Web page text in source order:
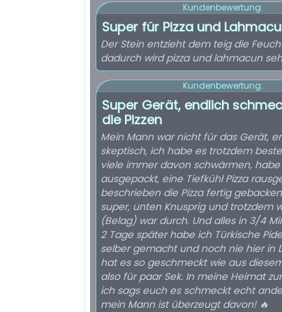
Kundenbewertung:
Super für Pizza und
Der Stein entzieht dem teig die
dadurch wird pizza und lahmacun
Kundenbewertung:
Super Gerät, endlich
die Pizzen
Mein Mann war nicht für das Gerät,
skeptisch, ich habe es trotzdem
viele immer davon schwärmen, habe
ausgepackt, eine Tiefkühl Pizza
beschrieben die Pizza fertig
super, unten Knusprig und trotzdem
(Belag) war durch. Und alles in 3/4
2 Tage später habe ich Türkische
selber gemacht und noch nie hier in
hat es so geschmeckt wie aus
also für paar Sek. In meine Heimat
ich sags euch es schmeckt echt
mein Mann ist überzeugt davon! 🔥